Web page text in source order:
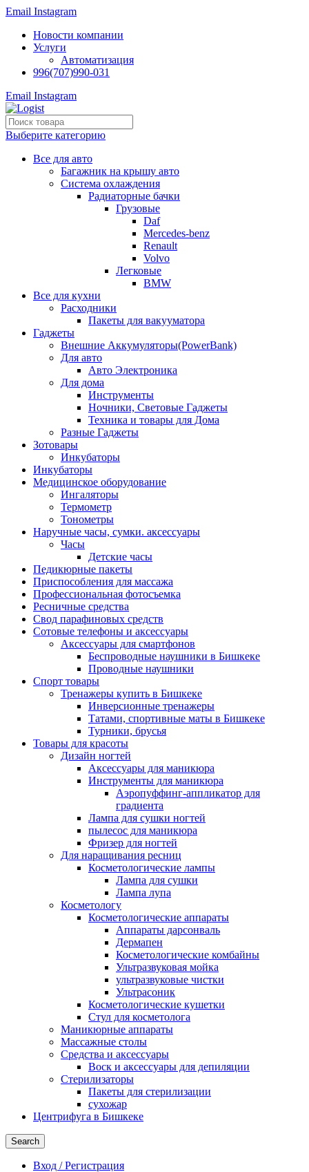
Email Instagram
Новости компании
Услуги
Автоматизация
996(707)990-031
Email Instagram
Выберите категорию
Все для авто
Багажник на крышу авто
Система охлаждения
Радиаторные бачки
Грузовые
Daf
Mercedes-benz
Renault
Volvo
Легковые
BMW
Все для кухни
Расходники
Пакеты для вакууматора
Гаджеты
Внешние Аккумуляторы(PowerBank)
Для авто
Авто Электроника
Для дома
Инструменты
Ночники, Световые Гаджеты
Техника и товары для Дома
Разные Гаджеты
Зотовары
Инкубаторы
Инкубаторы
Медицинское оборудование
Ингаляторы
Термометр
Тонометры
Наручные часы, сумки. аксессуары
Часы
Детские часы
Педикюрные пакеты
Приспособления для массажа
Профессиональная фотосъемка
Ресничные средства
Свод парафиновых средств
Сотовые телефоны и аксессуары
Аксессуары для смартфонов
Беспроводные наушники в Бишкеке
Проводные наушники
Спорт товары
Тренажеры купить в Бишкеке
Инверсионные тренажеры
Татами, спортивные маты в Бишкеке
Турники, брусья
Товары для красоты
Дизайн ногтей
Аксессуары для маникюра
Инструменты для маникюра
Аэропуффинг-аппликатор для
градиента
Лампа для сушки ногтей
пылесос для маникюра
Фризер для ногтей
Для наращивания ресниц
Косметологические лампы
Лампа для сушки
Лампа лупа
Косметологу
Косметологические аппараты
Аппараты дарсонваль
Дермапен
Косметологические комбайны
Ультразвуковая мойка
ультразвуковые чистки
Ультрасоник
Косметологические кушетки
Стул для косметолога
Маникюрные аппараты
Массажные столы
Средства и аксессуары
Воск и аксессуары для депиляции
Стерилизаторы
Пакеты для стерилизации
сухожар
Центрифуга в Бишкеке
Search
Вход / Регистрация